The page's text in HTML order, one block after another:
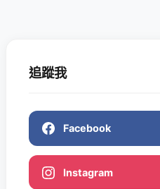
追蹤我
Facebook
Instagram